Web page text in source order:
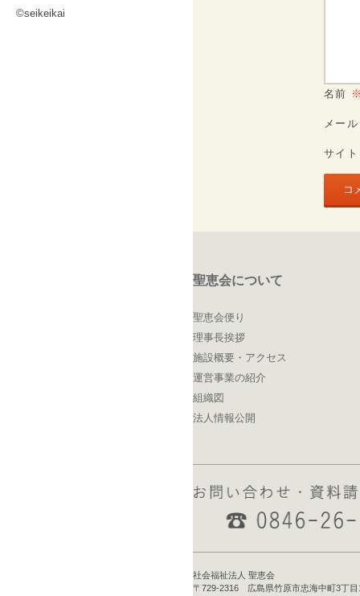
©seikeikai
名前
メー
サイト
聖恵会について
聖恵会便り
理事長挨拶
施設概要・アクセス
運営事業の紹介
組織図
法人情報公開
社会福祉法人 聖恵会
〒729-2316 広島県竹原市忠海中町3丁